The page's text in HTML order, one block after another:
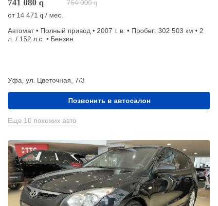
741 080 q 764 000 q
от 14 471 q / мес.
Автомат • Полный привод • 2007 г. в. • Пробег: 302 503 км • 2
л. / 152 л.с. • Бензин
Уфа, ул. Цветочная, 7/3
Позвонить в автосалон
Еще 10 похожих авто